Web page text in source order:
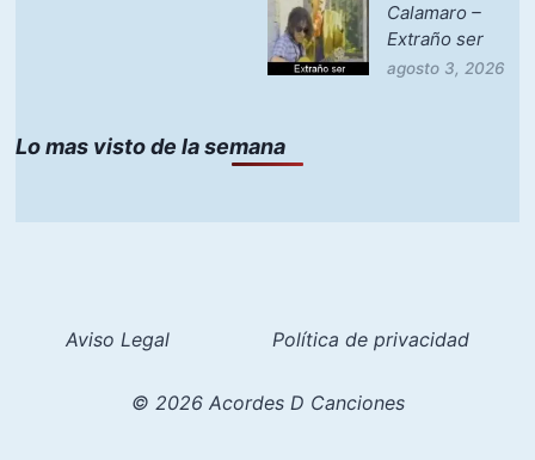
Calamaro –
Extraño ser
agosto 3, 2026
Lo mas visto de la semana
Aviso Legal Política de privacidad
© 2026 Acordes D Canciones